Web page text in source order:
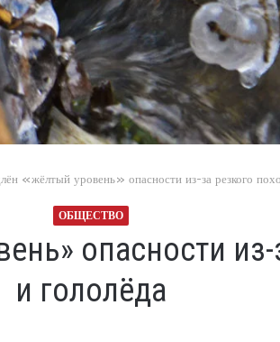
«жёлтый уровень» опасности из-за резкого
ОБЩЕСТВО
опасности
и гололёда